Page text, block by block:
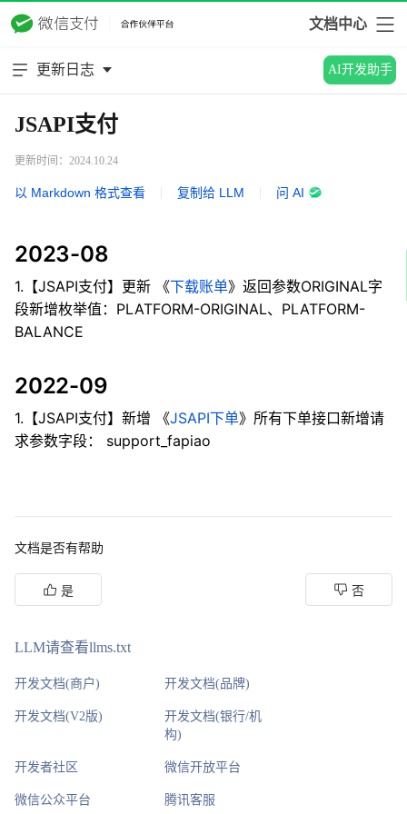
文档中心
更新日志 AI开发助手
JSAPI支付
更新时间：2024.10.24
以 Markdown 格式查看 复制给 LLM 问 AI
2023-08
1.【JSAPI支付】更新 《下载账单》返回参数ORIGINAL字
段新增枚举值：PLATFORM-ORIGINAL、PLATFORM-
BALANCE
2022-09
1.【JSAPI支付】新增 《JSAPI下单》所有下单接口新增请
求参数字段： support_fapiao
文档是否有帮助
是 否
LLM请查看llms.txt
开发文档(商户) 开发文档(品牌)
开发文档(V2版)
开发文档(银行/机
构)
开发者社区 微信开放平台
微信公众平台 腾讯客服